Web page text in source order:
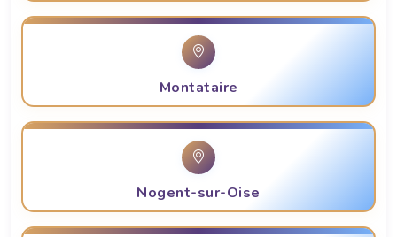
Montataire
Nogent-sur-Oise